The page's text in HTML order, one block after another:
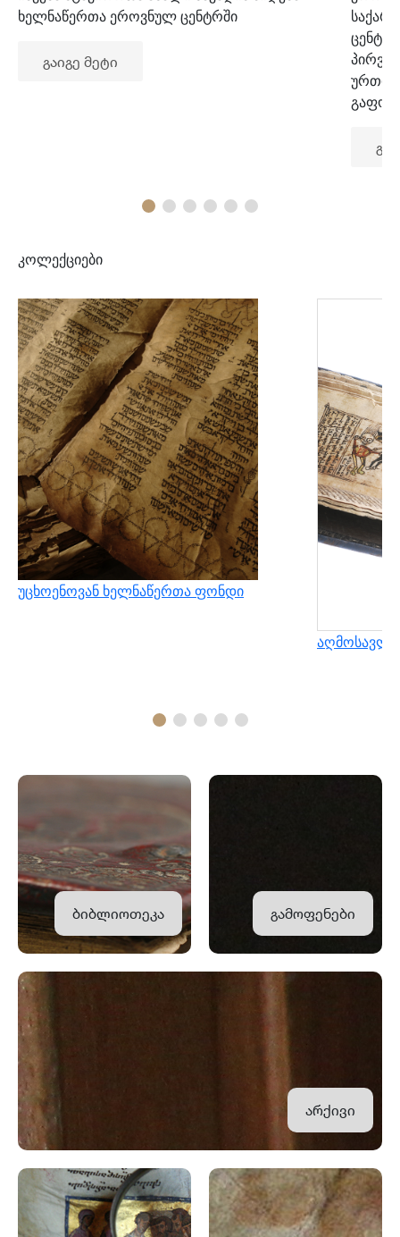
ხელნაწერთა ეროვნულ ცენტრში
გაიგე მეტი
კოლექციები
უცხოენოვან ხელნაწერთა ფონდი
ბიბლიოთეკა გამოფენები
არქივი